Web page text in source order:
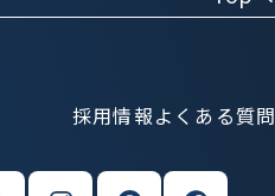
採用情報よくある質問